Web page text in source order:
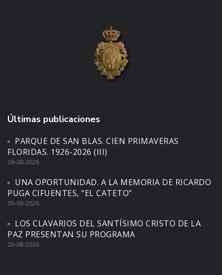
Últimas publicaciones
PARQUE DE SAN BLAS. CIEN PRIMAVERAS
FLORIDAS. 1926-2026 (III)
09-08-2026
UNA OPORTUNIDAD. A LA MEMORIA DE RICARDO
PUGA CIFUENTES, “EL CATETO”
09-08-2026
LOS CLAVARIOS DEL SANTÍSIMO CRISTO DE LA
PAZ PRESENTAN SU PROGRAMA
09-08-2026